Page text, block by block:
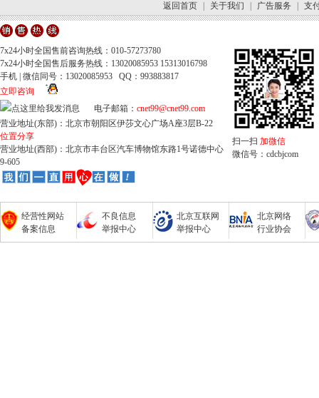
返回首页 关于我们 广告服务 支
7x24小时全国售前咨询热线：010-57273780
7x24小时全国售后服务热线：13020085953 15313016798
手机 | 微信同号：13020085953 QQ：993883817
立即咨询
电子邮箱： cnet99@cnet99.com
营业地址(东部)：北京市朝阳区伊莎文心广场A座3层B-22
位置分享
营业地址(西部)：北京市丰台区汽车博物馆东路1号诺德中心
9-605
扫一扫 加微信
微信号：cdcbjcom
经营性网站
备案信息
不良信息
举报中心
北京互联网
举报中心
北京网络
行业协会